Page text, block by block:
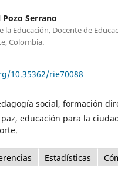
Pozo Serrano
la Educación. Docente de
Colombia.
10.35362/rie70088
social, formación
educación para la
Estadísticas